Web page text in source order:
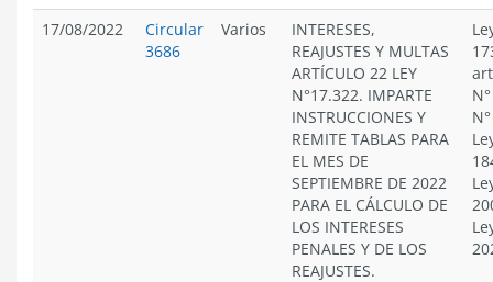
17/08/2022
Circular
3686
Varios
INTERESES,
REAJUSTES Y MULTAS
ARTÍCULO 22 LEY
N°17.322. IMPARTE
INSTRUCCIONES Y
REMITE TABLAS PARA
EL MES DE
SEPTIEMBRE DE 2022
PARA EL CÁLCULO DE
LOS INTERESES
PENALES Y DE LOS
REAJUSTES.